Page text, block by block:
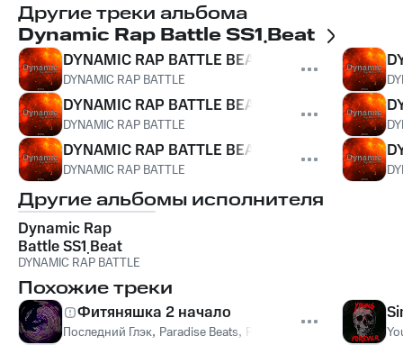
Другие треки альбома
Dynamic Rap Battle SS1 ฺBeat
DYNAMIC RAP BATTLE BEAT.1
DYNAMIC RAP BATTLE
DYNAMIC RAP BATTLE BEAT.2
DYNAMIC RAP BATTLE
DYNAMIC RAP BATTLE BEAT.3
DYNAMIC RAP BATTLE
Другие альбомы исполнителя
Dynamic Rap
Battle SS1 ฺBeat
DYNAMIC RAP BATTLE
Похожие треки
Фитяняшка 2 начало
Последний Глэк, Paradise Beats, Production DJ